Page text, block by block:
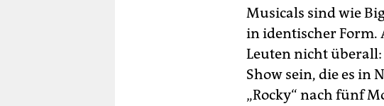
Musicals sind wie
in identischer Form.
Leuten nicht überall:
Show sein, die es in
„Rocky“ nach fünf